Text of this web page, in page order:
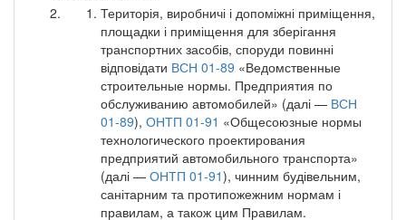
Територія, виробничі і допоміжні приміщення,
площадки і приміщення для зберігання
транспортних засобів, споруди повинні
відповідати ВСН 01-89 «Ведомственные
строительные нормы. Предприятия по
обслуживанию автомобилей» (далі — ВСН
01-89), ОНТП 01-91 «Общесоюзные нормы
технологического проектирования
предприятий автомобильного транспорта»
(далі — ОНТП 01-91), чинним будівельним,
санітарним та протипожежним нормам і
правилам, а також цим Правилам.